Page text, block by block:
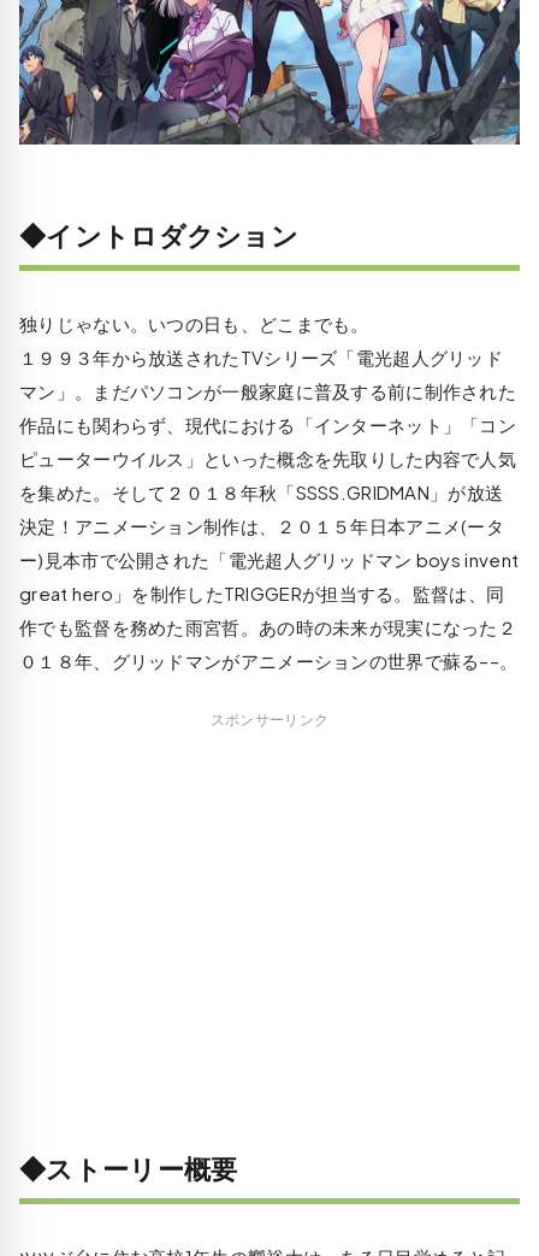
◆イントロダクション
独りじゃない。いつの日も、どこまでも。
１９９３年から放送されたTVシリーズ「電光超人グリッド
マン」。まだパソコンが一般家庭に普及する前に制作された
作品にも関わらず、現代における「インターネット」「コン
ピューターウイルス」といった概念を先取りした内容で人気
を集めた。そして２０１８年秋「SSSS.GRIDMAN」が放送
決定！アニメーション制作は、２０１５年日本アニメ(ータ
ー)見本市で公開された「電光超人グリッドマン boys invent
great hero」を制作したTRIGGERが担当する。監督は、同
作でも監督を務めた雨宮哲。あの時の未来が現実になった２
０１８年、グリッドマンがアニメーションの世界で蘇る––。
スポンサーリンク
◆ストーリー概要